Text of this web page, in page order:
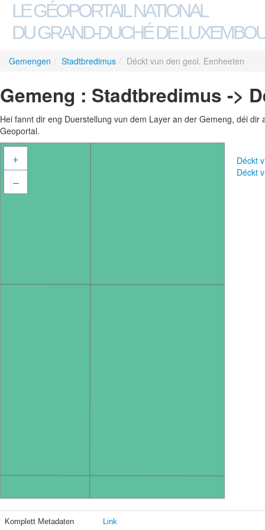
LE GÉOPORTAIL NATIONAL
DU GRAND-DUCHÉ DE
Gemengen / Stadtbredimus / Déckt vun den geol. Eenheeten
Gemeng : Stadtbredimus ->
Hei fannt dir eng Duerstellung vun dem Layer an der Gemeng, déi
Geoportal.
+
–
Déckt
Déckt
Komplett Metadaten Link